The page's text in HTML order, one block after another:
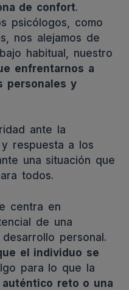
de confort.
psicólogos, como
nos alejamos de
habitual, nuestro
enfrentarnos a
personales y
ante la
respuesta a los
una situación que
todos.
centra en
de una
personal.
el individuo se
para lo que la
reto o una